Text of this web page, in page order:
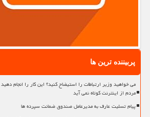
پربیننده ترین ها
می خواهید وزیر ارتباطات را استیضاح کنید؟ این کار را انجام
مردم از اینترنت کوتاه نمی آید
پیام تسلیت عارف به مدیرعامل صندوق ضمانت سپرده ها